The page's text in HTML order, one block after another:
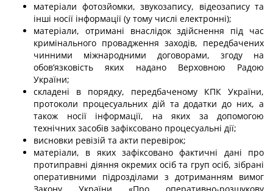
матеріали фотозйомки, звукозапису, відеозапису та
інші носії інформації (у тому числі електронні);
матеріали, отримані внаслідок здійснення під час
кримінального провадження заходів, передбачених
чинними міжнародними договорами, згоду на
обов’язковість яких надано Верховною Радою
України;
складені в порядку, передбаченому КПК України,
протоколи процесуальних дій та додатки до них, а
також носії інформації, на яких за допомогою
технічних засобів зафіксовано процесуальні дії;
висновки ревізій та акти перевірок;
матеріали, в яких зафіксовано фактичні дані про
протиправні діяння окремих осіб та груп осіб, зібрані
оперативними підрозділами з дотриманням вимог